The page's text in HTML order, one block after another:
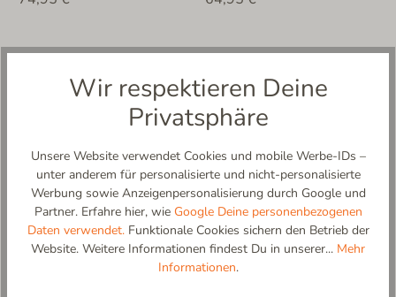
Kinderhausschuhe mit Motiv von Living
Kitzbühel: Liebevolle Designs für kleine
Bei Living Kitzbühel erwecken wir Hausschuhe zum Leben!
Unsere Kinderhausschuhe mit Motiv sind weit mehr als nur
praktisches Schuhwerk – sie sind treue Begleiter für den Alltag
im Kindergarten und zu Hause. Ob mutige Tiere, zauberhafte
Fabelwesen oder coole Fahrzeuge: Unsere detailreichen
Applikationen machen das Anziehen zum Highlight des Tages
und fördern die Fantasie Deines Kindes.
Wir respektieren Deine
Privatsphäre
Unsere Website verwendet Cookies und mobile Werbe-IDs –
unter anderem für personalisierte und nicht-personalisierte
Werbung sowie Anzeigenpersonalisierung durch Google und
Partner. Erfahre hier, wie Google Deine personenbezogenen
Daten verwendet.Funktionale Cookies sichern den Betrieb der
Website. Weitere Informationen findest Du in unserer... Mehr
Informationen.